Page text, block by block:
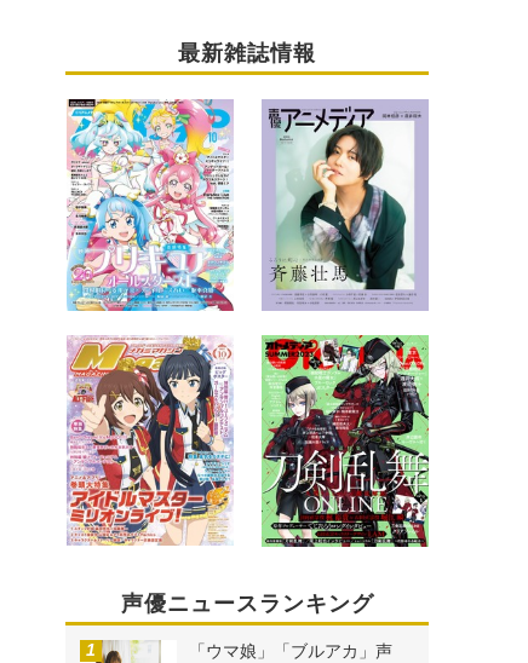
最新雑誌情報
声優ニュースランキング
「ウマ娘」「ブルアカ」声